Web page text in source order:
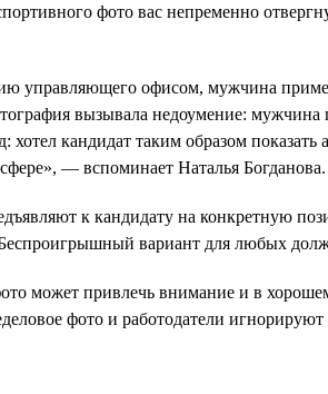
фото вас непременно
управляющего офисом, мужчина
вызывала недоумение:
хотел кандидат таким образом
— вспоминает Наталья Богданова.
к кандидату на конкретную
вариант для любых
может привлечь внимание и в
фото и работодатели